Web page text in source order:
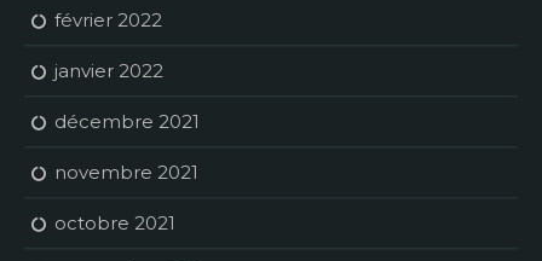
février 2022
janvier 2022
décembre 2021
novembre 2021
octobre 2021